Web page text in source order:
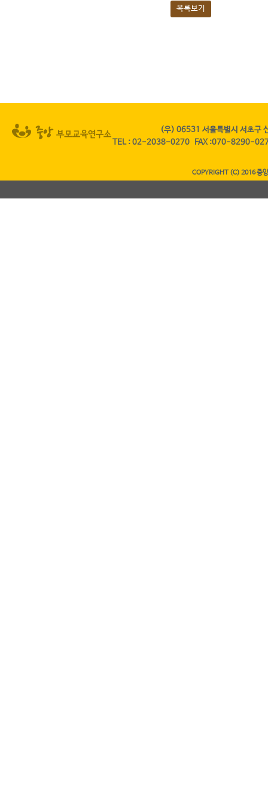
목록보기
(우) 06531 서울특별시 서초구
TEL: 02-2038-0270 FAX:070-8290-
COPYRIGHT (C) 2016 중